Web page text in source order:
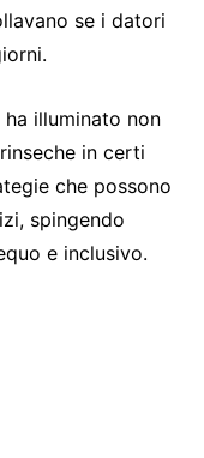
se i datori
illuminato non
in certi
che possono
spingendo
e inclusivo.